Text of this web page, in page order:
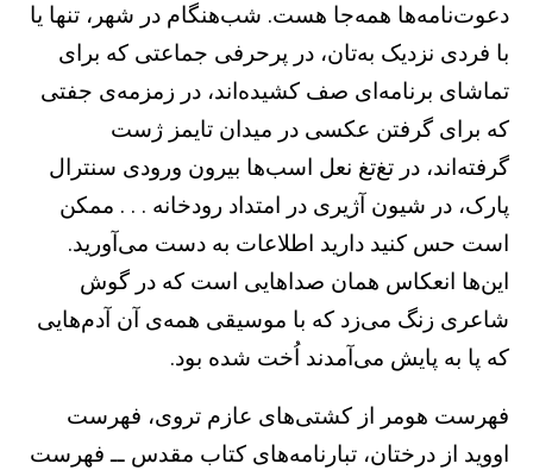
دعوت‌نامه‌ها همه‌جا هست. شب‌هنگام در شهر، تنها یا
با فردی نزدیک به‌تان، در پرحرفی جماعتی که برای
تماشای برنامه‌ای صف کشیده‌اند، در زمزمه‌ی جفتی
که برای گرفتن عکسی در میدان تایمز ژست
گرفته‌اند، در تغ‌تغ نعل اسب‌ها بیرون ورودی سنترال
پارک، در شیون آژیری در امتداد رودخانه . . . ممکن
است حس کنید دارید اطلاعات به دست می‌آورید.
این‌ها انعکاس‌ همان صداهایی است که در گوش
شاعری زنگ می‌زد که با موسیقی همه‌ی آن آدم‌هایی
که پا به پایش می‌آمدند اُخت شده بود.
فهرست هومر از کشتی‌های عازم تروی، فهرست
اووید از درختان، تبارنامه‌های کتاب مقدس ــ فهرست